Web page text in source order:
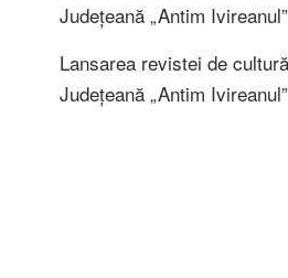
Județeană „Antim
Lansarea revistei de
Județeană „Antim